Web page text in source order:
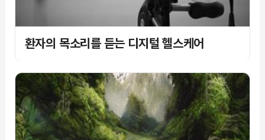
환자의 목소리를 듣는 디지털 헬스케어